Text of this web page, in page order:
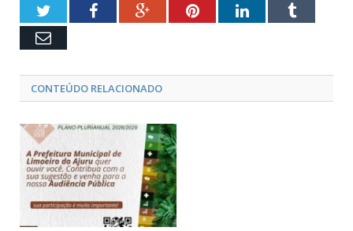
TwitterFacebookGoogle+PinterestLinkedInTumblr
Email
CONTEÚDO RELACIONADO